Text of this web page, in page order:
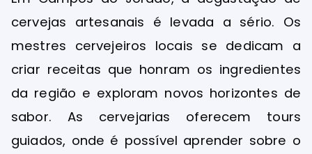
cervejas artesanais é levada a sério. Os
mestres cervejeiros locais se dedicam a
criar receitas que honram os ingredientes
da região e exploram novos horizontes de
sabor. As cervejarias oferecem tours
guiados, onde é possível aprender sobre o